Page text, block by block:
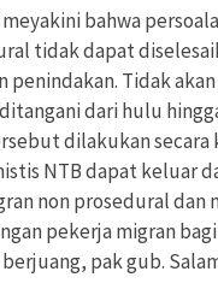
meyakini bahwa
tidak dapat
Tidak akan
dari hulu
dilakukan secara
NTB dapat keluar
non prosedural dan
pekerja migran
pak gub.